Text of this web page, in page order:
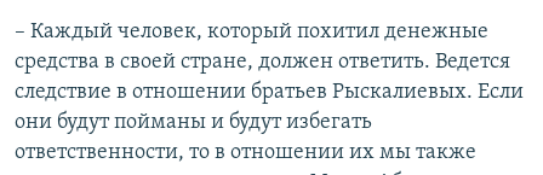
– Каждый человек, который похитил денежные
средства в своей стране, должен ответить. Ведется
следствие в отношении братьев Рыскалиевых. Если
они будут пойманы и будут избегать
ответственности, то в отношении их мы также